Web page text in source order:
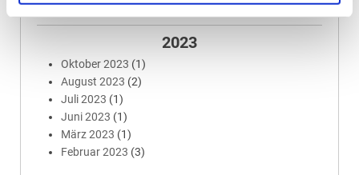
Februar 2024(1)
2023
Oktober 2023 (1)
August 2023 (2)
Juli 2023 (1)
Juni 2023 (1)
März 2023 (1)
Februar 2023 (3)